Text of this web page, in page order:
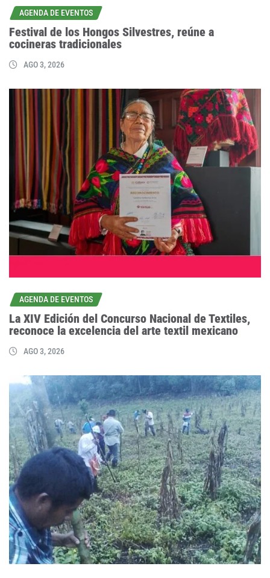
AGENDA DE EVENTOS
Festival de los Hongos Silvestres, reúne a
cocineras tradicionales
AGO 3, 2026
AGENDA DE EVENTOS
La XIV Edición del Concurso Nacional de Textiles,
reconoce la excelencia del arte textil mexicano
AGO 3, 2026